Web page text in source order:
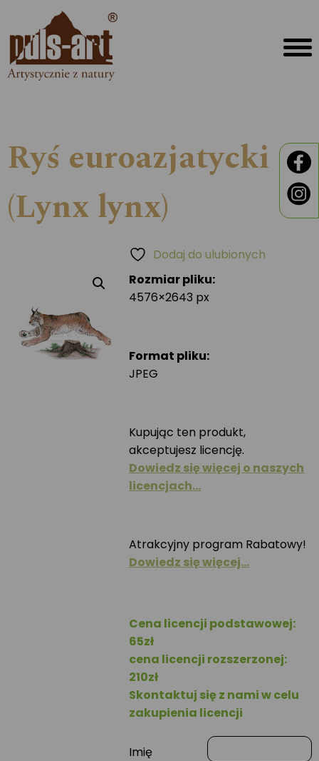
Ryś euroazjatycki
(Lynx lynx)
Rozmiar pliku:
4576×2643 px
Format pliku:
JPEG
Kupując ten produkt,
akceptujesz licencję.
Dowiedz się więcej o naszych
licencjach…
Atrakcyjny program Rabatowy!
Dowiedz się więcej…
Cena licencji podstawowej:
65zł
cena licencji rozszerzonej:
210zł
Skontaktuj się z nami w celu
zakupienia licencji
Imię
Dodaj do ulubionych